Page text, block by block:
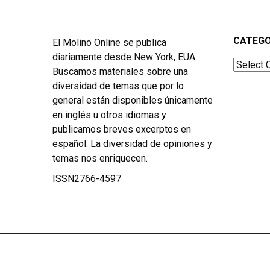
El Molino Online se publica
diariamente desde New York, EUA.
Buscamos materiales sobre una
diversidad de temas que por lo
general están disponibles únicamente
en inglés u otros idiomas y
publicamos breves excerptos en
español. La diversidad de opiniones y
temas nos enriquecen.
ISSN2766-4597